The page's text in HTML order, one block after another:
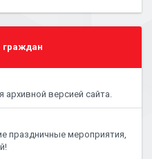
архивной версией сайта.
праздничные мероприятия,